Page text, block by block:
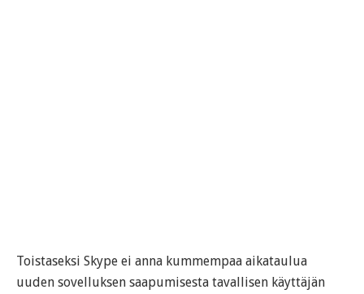
Toistaseksi Skype ei anna kummempaa aikataulua
uuden sovelluksen saapumisesta tavallisen käyttäjän